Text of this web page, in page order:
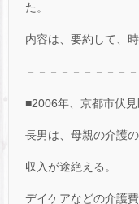
た。
内容は、要約して、
－－－－－－－－－
■2006年、京都市伏見
長男は、母親の介護
収入が途絶える。
デイケアなどの介護